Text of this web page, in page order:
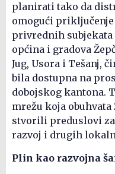
planirati tako da
omogući
privrednih subjekata
općina i gradova
Jug, Usora i Tešanj,
bila dostupna na
dobojskog kantona.
mrežu koja
stvorili preduslovi
razvoj i drugih
Plin kao razvojna